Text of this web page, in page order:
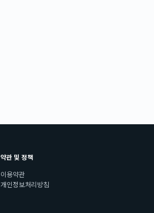
약관 및 정책
이용약관
개인정보처리방침